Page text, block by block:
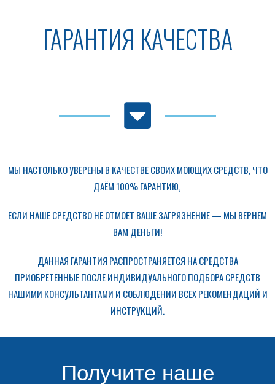
ГАРАНТИЯ КАЧЕСТВА
МЫ НАСТОЛЬКО УВЕРЕНЫ В КАЧЕСТВЕ СВОИХ МОЮЩИХ СРЕДСТВ, ЧТО
ДАЁМ 100% ГАРАНТИЮ,
ЕСЛИ НАШЕ СРЕДСТВО НЕ ОТМОЕТ ВАШЕ ЗАГРЯЗНЕНИЕ — МЫ ВЕРНЕМ
ВАМ ДЕНЬГИ!
ДАННАЯ ГАРАНТИЯ РАСПРОСТРАНЯЕТСЯ НА СРЕДСТВА
ПРИОБРЕТЕННЫЕ ПОСЛЕ ИНДИВИДУАЛЬНОГО ПОДБОРА СРЕДСТВ
НАШИМИ КОНСУЛЬТАНТАМИ И СОБЛЮДЕНИИ ВСЕХ РЕКОМЕНДАЦИЙ И
ИНСТРУКЦИЙ.
Получите наше